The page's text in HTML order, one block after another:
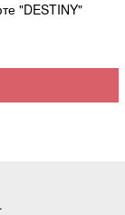
"DESTINY"